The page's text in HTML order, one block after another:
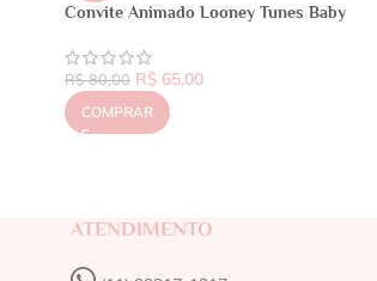
Convite Animado Looney Tunes Baby
R$80,00 R$ 65,00
COMPRAR
ATENDIMENTO